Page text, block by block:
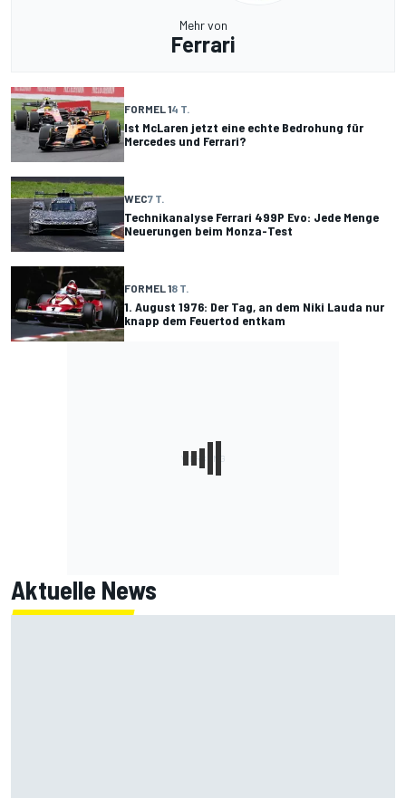
Mehr von
Ferrari
FORMEL 14 T.
Ist McLaren jetzt eine echte Bedrohung für
Mercedes und Ferrari?
WEC7 T.
Technikanalyse Ferrari 499P Evo: Jede Menge
Neuerungen beim Monza-Test
FORMEL 18 T.
1. August 1976: Der Tag, an dem Niki Lauda nur
knapp dem Feuertod entkam
Aktuelle News